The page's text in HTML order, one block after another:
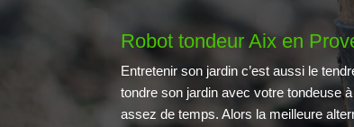
Robot tondeur Aix en
Entretenir son jardin c’est aussi le
tondre son jardin avec votre tondeuse
assez de temps. Alors la meilleure